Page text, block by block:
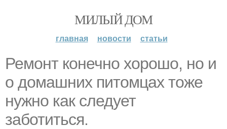
МИЛЫЙ ДОМ
главная новости статьи
Ремонт конечно хорошо, но и
о домашних питомцах тоже
нужно как следует
заботиться.